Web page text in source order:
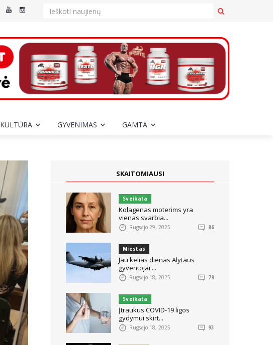
KULTŪRA GYVENIMAS GAMTA
SKAITOMIAUSI
Sveikata
Kolagenas moterims yra
vienas svarbia...
Rugsėjo 29, 2025 86
Miestas
Jau kelias dienas Alytaus
gyventojai ...
Rugsėjo 18, 2025 79
Sveikata
Įtraukus COVID-19 ligos
gydymui skirt...
Rugsėjo 18, 2025 93